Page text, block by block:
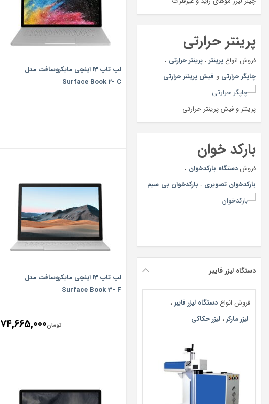
پرینتر حرارتی
فروش انواع پرینتر ، پرینتر حرارتی ،
چاپگر حرارتی و فیش پرینتر حرارتی
پرینتر و فیش پرینتر حرارتی
بارکد خوان
فروشدستگاه بارکدخوان ،
بارکدخوان تصویری ، بارکدخوان بی سیم
دستگاه لیزر فایبر
فروش انواع دستگاه لیزر فایبر ،
لیزر مارکر ، لیزر حکاکی
لپ تاپ 13 اینچی مایکروسافت مدل
Surface Book 2- C
لپ تاپ 13 اینچی مایکروسافت مدل
Surface Book 3- F
تومان74,665,000